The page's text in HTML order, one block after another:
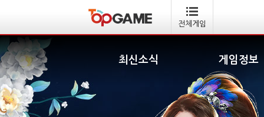
전체게임
최신소식 게임정보